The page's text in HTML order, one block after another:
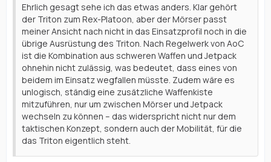
Ehrlich gesagt sehe ich das etwas anders. Klar gehört
der Triton zum Rex-Platoon, aber der Mörser passt
meiner Ansicht nach nicht in das Einsatzprofil noch in die
übrige Ausrüstung des Triton. Nach Regelwerk von AoC
ist die Kombination aus schweren Waffen und Jetpack
ohnehin nicht zulässig, was bedeutet, dass eines von
beidem im Einsatz wegfallen müsste. Zudem wäre es
unlogisch, ständig eine zusätzliche Waffenkiste
mitzuführen, nur um zwischen Mörser und Jetpack
wechseln zu können – das widerspricht nicht nur dem
taktischen Konzept, sondern auch der Mobilität, für die
das Triton eigentlich steht.